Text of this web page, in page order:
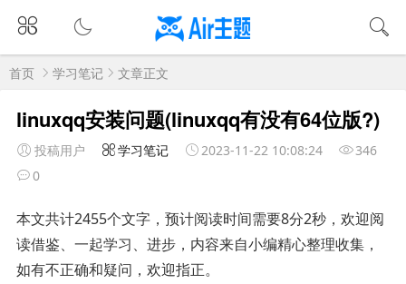
首页 学习笔记 文章正文
linuxqq安装问题(linuxqq有没有64位版?)
投稿用户 学习笔记 2023-11-22 10:08:24
346
0
本文共计2455个文字，预计阅读时间需要8分2秒，欢迎阅
读借鉴、一起学习、进步，内容来自小编精心整理收集，
如有不正确和疑问，欢迎指正。